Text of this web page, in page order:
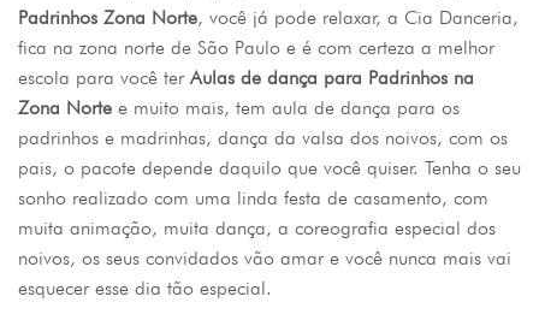
Padrinhos Zona Norte, você já pode relaxar, a Cia Danceria,
fica na zona norte de São Paulo e é com certeza a melhor
escola para você ter Aulas de dança para Padrinhos na
Zona Norte e muito mais, tem aula de dança para os
padrinhos e madrinhas, dança da valsa dos noivos, com os
pais, o pacote depende daquilo que você quiser. Tenha o seu
sonho realizado com uma linda festa de casamento, com
muita animação, muita dança, a coreografia especial dos
noivos, os seus convidados vão amar e você nunca mais vai
esquecer esse dia tão especial.